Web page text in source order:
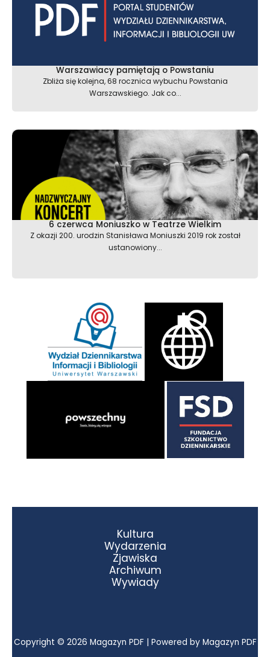
Warszawiacy pamiętają o Powstaniu
Zbliża się kolejna, 68 rocznica wybuchu Powstania
Warszawskiego. Jak co...
6 czerwca Moniuszko w Teatrze Wielkim
Z okazji 200. urodzin Stanisława Moniuszki 2019 rok został
ustanowiony...
Kultura
Wydarzenia
Zjawiska
Archiwum
Wywiady
Copyright © 2026 Magazyn PDF | Powered by Magazyn PDF